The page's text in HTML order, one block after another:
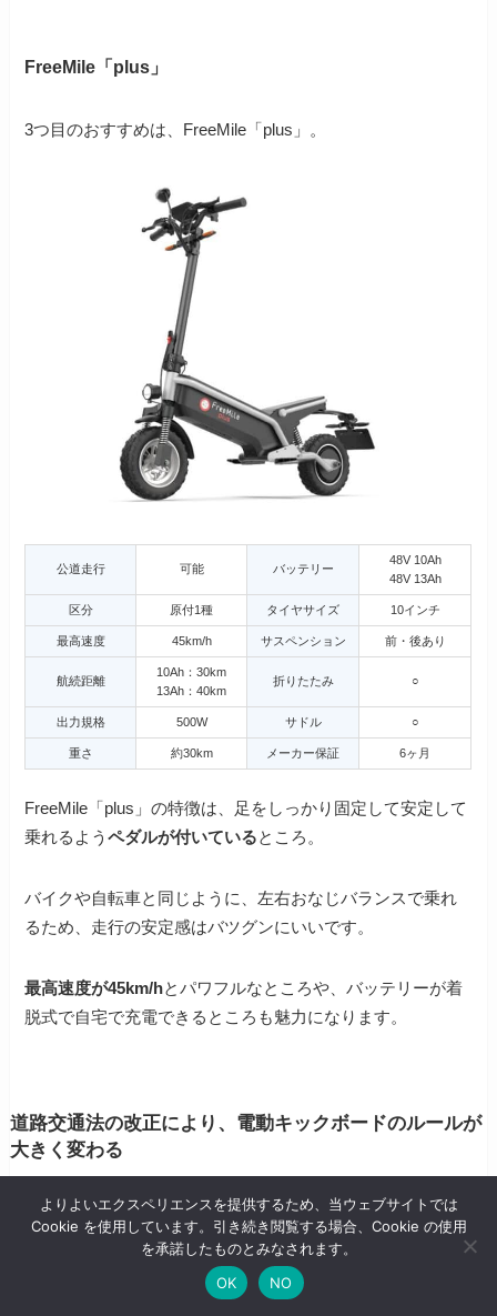
FreeMile「plus」
3つ目のおすすめは、FreeMile「plus」。
公道走行 可能 バッテリー
48V 10Ah
48V 13Ah
区分 原付1種 タイヤサイズ 10インチ
最高速度 45km/h サスペンション 前・後あり
航続距離
10Ah：30km
13Ah：40km
折りたたみ ○
出力規格 500W サドル ○
重さ 約30km メーカー保証 6ヶ月
FreeMile「plus」の特徴は、足をしっかり固定して安定して
乗れるようペダルが付いているところ。
バイクや自転車と同じように、左右おなじバランスで乗れ
るため、走行の安定感はバツグンにいいです。
最高速度が45km/hとパワフルなところや、バッテリーが着
脱式で自宅で充電できるところも魅力になります。
道路交通法の改正により、電動キックボードのルールが
大きく変わる
よりよいエクスペリエンスを提供するため、当ウェブサイトでは
Cookie を使用しています。引き続き閲覧する場合、Cookie の使用
を承諾したものとみなされます。
OK
NO